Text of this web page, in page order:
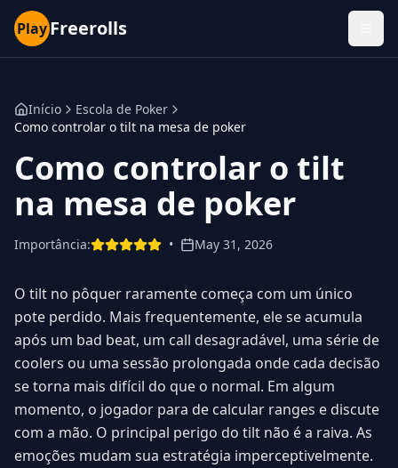
PlayFreerolls
Início
Escola de Poker
Como controlar o tilt na mesa de poker
Como controlar o tilt
na mesa de poker
Importância: • May 31, 2026
O tilt no pôquer raramente começa com um único
pote perdido. Mais frequentemente, ele se acumula
após um bad beat, um call desagradável, uma série de
coolers ou uma sessão prolongada onde cada decisão
se torna mais difícil do que o normal. Em algum
momento, o jogador para de calcular ranges e discute
com a mão. O principal perigo do tilt não é a raiva. As
emoções mudam sua estratégia imperceptivelmente.